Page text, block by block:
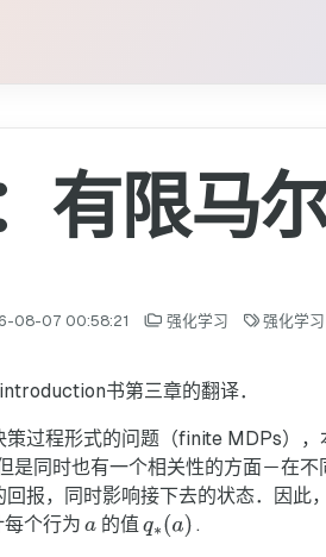
有限马
08-07 00:58:21 强化学习 强化学习
书第三章的翻译．
过程形式的问题（finite MDPs）
是同时也有一个相关性的方面－在
报，同时影响接下去的状态．因
个行为
的值 .